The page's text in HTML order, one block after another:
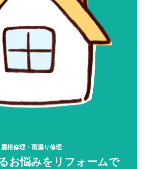
屋根修理・雨漏り修理
お悩みをリフォームで